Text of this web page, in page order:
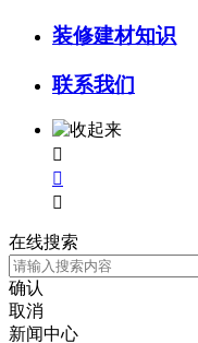
装修建材知识
联系我们



在线搜索
确认
取消
新闻中心